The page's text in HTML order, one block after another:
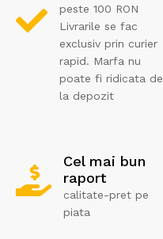
peste 100 RON
Livrarile se fac
exclusiv prin curier
rapid. Marfa nu
poate fi ridicata de
la depozit
Cel mai bun
raport
calitate-pret pe
piata